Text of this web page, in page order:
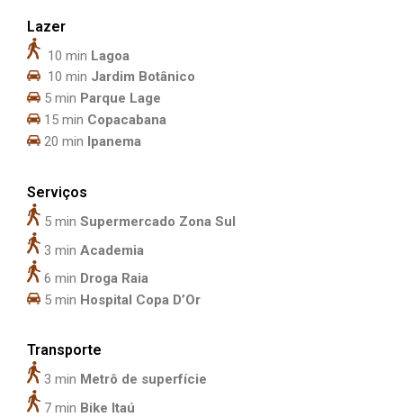
Lazer
10 min Lagoa
10 min Jardim Botânico
5 min Parque Lage
15 min Copacabana
20 min Ipanema
Serviços
5 min Supermercado Zona Sul
3 min Academia
6 min Droga Raia
5 min Hospital Copa D’Or
Transporte
3 min Metrô de superfície
7 min Bike Itaú